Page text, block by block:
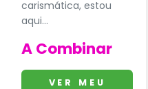
carismática, estou
aqui...
A Combinar
VER MEU